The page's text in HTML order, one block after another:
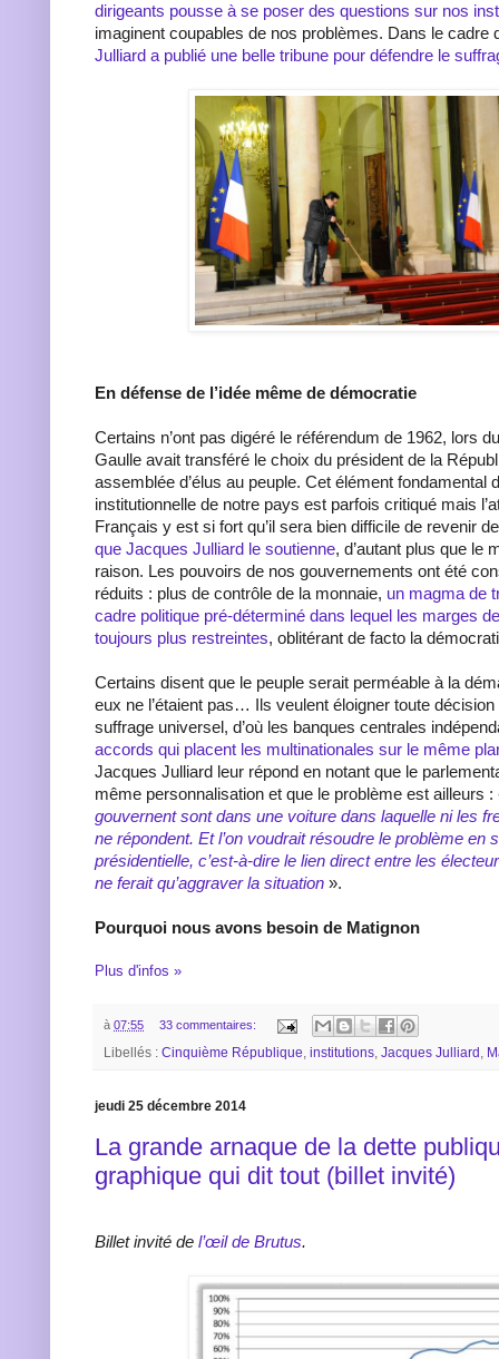
dirigeants pousse à se poser des questions sur nos
imaginent coupables de nos problèmes. Dans le cadre
Julliard a publié une belle tribune pour défendre le
En défense de l’idée même de démocratie
Certains n’ont pas digéré le référendum de 1962, lors
Gaulle avait transféré le choix du président de la
assemblée d’élus au peuple. Cet élément fondamental
institutionnelle de notre pays est parfois critiqué mais
Français y est si fort qu’il sera bien difficile de revenir
que Jacques Julliard le soutienne, d’autant plus que le
raison. Les pouvoirs de nos gouvernements ont été
réduits : plus de contrôle de la monnaie, un magma de
cadre politique pré-déterminé dans lequel les marges
toujours plus restreintes, oblitérant de facto la
Certains disent que le peuple serait perméable à la
eux ne l’étaient pas… Ils veulent éloigner toute
suffrage universel, d’où les banques centrales
accords qui placent les multinationales sur le même
Jacques Julliard leur répond en notant que le
même personnalisation et que le problème est ailleurs
gouvernent sont dans une voiture dans laquelle ni les
ne répondent. Et l’on voudrait résoudre le problème en
présidentielle, c’est-à-dire le lien direct entre les
ne ferait qu’aggraver la situation ».
Pourquoi nous avons besoin de Matignon
Plus d'infos »
à 07:55 33 commentaires:
Libellés : Cinquième République, institutions, Jacques Julliard ,
jeudi 25 décembre 2014
La grande arnaque de la dette
graphique qui dit tout (billet invité)
Billet invité de l’œil de Brutus.